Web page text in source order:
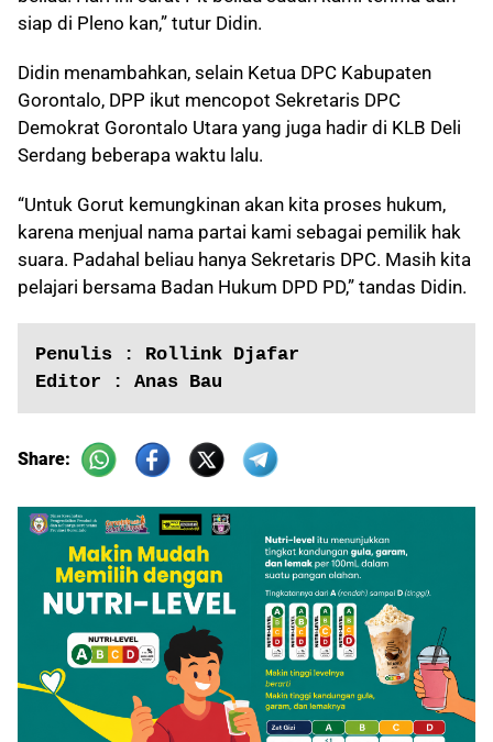
siap di Pleno kan,” tutur Didin.
Didin menambahkan, selain Ketua DPC Kabupaten
Gorontalo, DPP ikut mencopot Sekretaris DPC
Demokrat Gorontalo Utara yang juga hadir di KLB Deli
Serdang beberapa waktu lalu.
“Untuk Gorut kemungkinan akan kita proses hukum,
karena menjual nama partai kami sebagai pemilik hak
suara. Padahal beliau hanya Sekretaris DPC. Masih kita
pelajari bersama Badan Hukum DPD PD,” tandas Didin.
Penulis : Rollink Djafar
Editor : Anas Bau
Share: